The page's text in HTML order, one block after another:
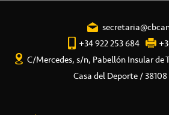
+34 922 253 684
C/Mercedes, s/n, Pabellón Insular
Casa del Deporte /